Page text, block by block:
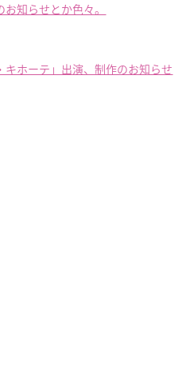
知らせとか色々。
ホーテ」出演、制作のお知らせ